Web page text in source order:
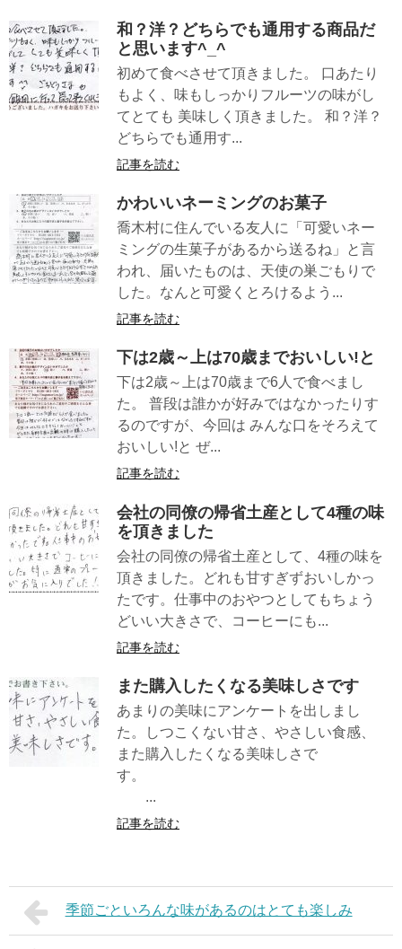
和？洋？どちらでも通用する商品だ
と思います^_^
初めて食べさせて頂きました。 口あたり
もよく、味もしっかりフルーツの味がし
てとても 美味しく頂きました。 和？洋？
どちらでも通用す...
記事を読む
かわいいネーミングのお菓子
喬木村に住んでいる友人に「可愛いネー
ミングの生菓子があるから送るね」と言
われ、届いたものは、天使の巣ごもりで
した。なんと可愛くとろけるよう...
記事を読む
下は2歳～上は70歳までおいしい!と
下は2歳～上は70歳まで6人で食べまし
た。 普段は誰かが好みではなかったりす
るのですが、今回は みんな口をそろえて
おいしい!と ぜ...
記事を読む
会社の同僚の帰省土産として4種の味
を頂きました
会社の同僚の帰省土産として、4種の味を
頂きました。どれも甘すぎずおいしかっ
たです。仕事中のおやつとしてもちょう
どいい大きさで、コーヒーにも...
記事を読む
また購入したくなる美味しさです
あまりの美味にアンケートを出しまし
た。しつこくない甘さ、やさしい食感、
また購入したくなる美味しさで
す。
...
記事を読む
季節ごといろんな味があるのはとても楽しみ